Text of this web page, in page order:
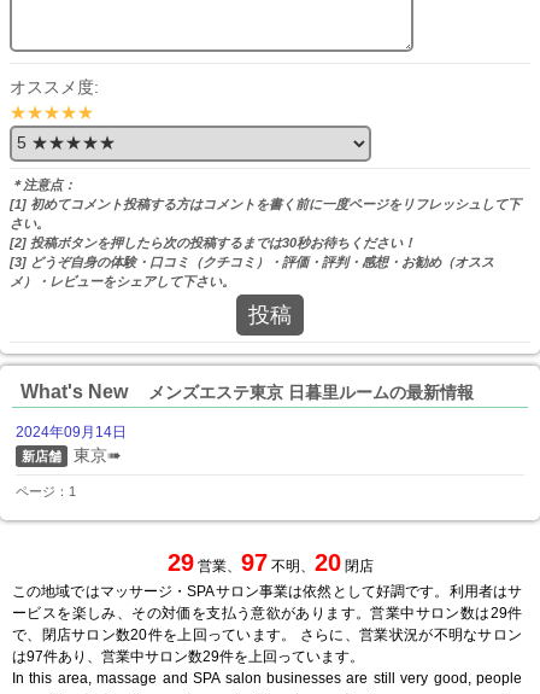
オススメ度:
★★★★★
＊注意点：
[1] 初めてコメント投稿する方はコメントを書く前に一度ページをリフレッシュして下
さい。
[2] 投稿ボタンを押したら次の投稿するまでは30秒お待ちください！
[3] どうぞ自身の体験・口コミ（クチコミ）・評価・評判・感想・お勧め（オスス
メ）・レビューをシェアして下さい。
投稿
What's New メンズエステ東京 日暮里ルームの最新情報
2024年09月14日
新店舗 東京➠
ページ：1
29営業、 97 不明、 20閉店
この地域ではマッサージ・SPAサロン事業は依然として好調です。利用者はサ
ービスを楽しみ、その対価を支払う意欲があります。営業中サロン数は29件
で、閉店サロン数20件を上回っています。 さらに、営業状況が不明なサロン
は97件あり、営業中サロン数29件を上回っています。
In this area, massage and SPA salon businesses are still very good, people